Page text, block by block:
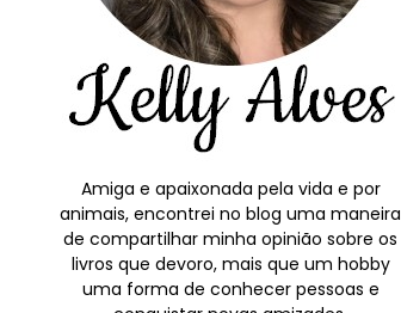
Amiga e apaixonada pela vida e por
animais, encontrei no blog uma maneira
de compartilhar minha opinião sobre os
livros que devoro, mais que um hobby
uma forma de conhecer pessoas e